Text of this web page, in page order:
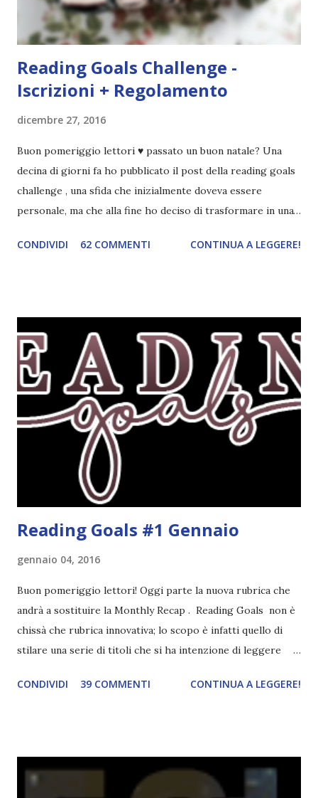
visto, l'ho sentito. Le cose che ha fatto, i misfatti ch...
Reading Goals Challenge -
Iscrizioni + Regolamento
dicembre 27, 2016
Buon pomeriggio lettori ♥ passato un buon natale? Una
decina di giorni fa ho pubblicato il post della reading goals
challenge , una sfida che inizialmente doveva essere
personale, ma che alla fine ho deciso di trasformare in una
persone interessate. E quindi eccomi qui con il post delle
challenge un po' particolare perché ogni libro letto può
ricoprire più di un obiettivo. Riportandovi l'esempio che ho
fatto nell'altro post, se leggo un libro horror sulle sirene
scritto dal mio autore preferito, tecnicamente ho già
completato tre degli obiettivi della mia lista . Non importa
leggere 345.453.312 libri, ma maturare come lettore,
uscendo fuori dalla propria comfort zone. Come
partecipare Per partecipare non dovete fare altro che
CONDIVIDI 62 COMMENTI CONTINUA A LEGGERE!
Reading Goals #1 Gennaio
gennaio 04, 2016
Buon pomeriggio lettori! Oggi parte la nuova rubrica che
andrà a sostituire la Monthly Recap . Reading Goals non è
chissà che rubrica innovativa; lo scopo è infatti quello di
stilare una serie di titoli che si ha intenzione di leggere
una rubrica per tenere sotto controllo le reading
spaziare con i generi letterari e non limitarmi al fantasy.
Per farvi un esempio nel 2015 mi sembra di aver letto
CONDIVIDI 39 COMMENTI CONTINUA A LEGGERE!